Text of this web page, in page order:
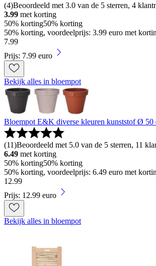
(4)Beoordeeld met 3.0 van de 5 sterren, 4
3.99 met korting
50% korting50% korting
50% korting, voordeelprijs: 3.99 euro met
7.99
Prijs: 7.99 euro
Bekijk alles in bloempot
Bloempot E&K diverse kleuren kunststof Ø 50
(11)Beoordeeld met 5.0 van de 5 sterren, 11
6.49 met korting
50% korting50% korting
50% korting, voordeelprijs: 6.49 euro met
12.99
Prijs: 12.99 euro
Bekijk alles in bloempot